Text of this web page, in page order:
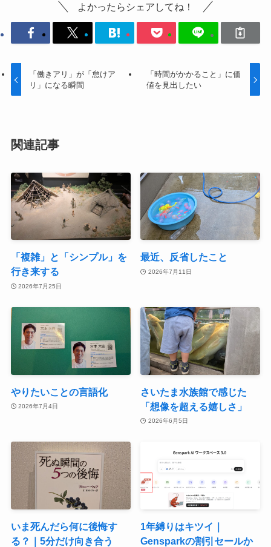
よかったらシェアしてね！
「働きアリ」が「怠けア
リ」になる瞬間
「時間がかかること」に価
値を見出したい
関連記事
「複雑」と「シンプル」を
行き来する
2026年7月25日
最近、反省したこと
2026年7月11日
やりたいことの言語化
2026年7月4日
さいたま水族館で感じた
「想像を超える嬉しさ」
2026年6月5日
いま死んだら何に後悔す
る？｜5分だけ向き合う
1年縛りはキツイ｜
Gensparkの割引セールか